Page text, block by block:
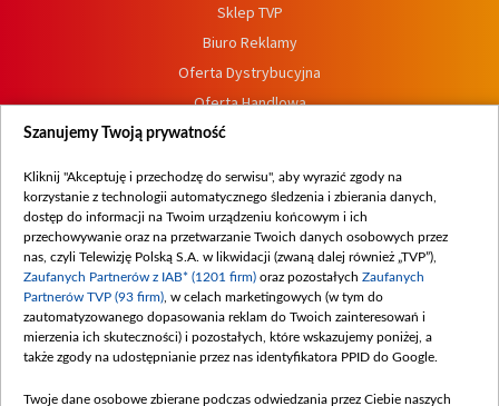
Sklep TVP
Biuro Reklamy
Oferta Dystrybucyjna
Oferta Handlowa
Dostępność
Procedura zgłoszeń wewnętrznych
Szanujemy Twoją prywatność
Kliknij "Akceptuję i przechodzę do serwisu", aby wyrazić zgody na
korzystanie z technologii automatycznego śledzenia i zbierania danych,
dostęp do informacji na Twoim urządzeniu końcowym i ich
przechowywanie oraz na przetwarzanie Twoich danych osobowych przez
nas, czyli Telewizję Polską S.A. w likwidacji (zwaną dalej również „TVP”),
Zaufanych Partnerów z IAB* (1201 firm) oraz pozostałych Zaufanych
Partnerów TVP (93 firm) , w celach marketingowych (w tym do
zautomatyzowanego dopasowania reklam do Twoich zainteresowań i
mierzenia ich skuteczności) i pozostałych, które wskazujemy poniżej, a
także zgody na udostępnianie przez nas identyfikatora PPID do Google.
Twoje dane osobowe zbierane podczas odwiedzania przez Ciebie naszych